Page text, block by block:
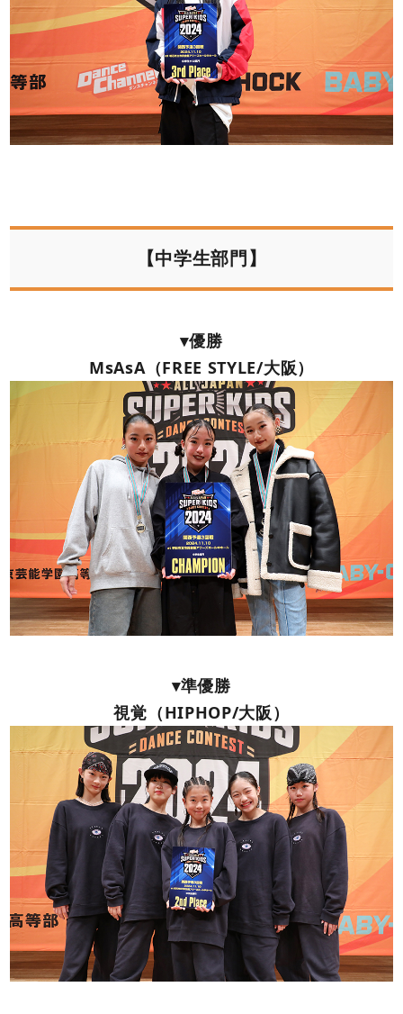
【中学生部門】
▾優勝
MsAsA（FREE STYLE/大阪）
▾準優勝
視覚（HIPHOP/大阪）